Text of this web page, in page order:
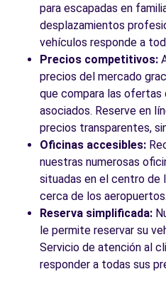
para escapadas en
desplazamientos
vehículos responde a
Precios competitivos:
precios del mercado
que compara las ofertas
asociados. Reserve en
precios transparentes,
Oficinas accesibles:
nuestras numerosas
situadas en el centro de
cerca de los aeropuertos.
Reserva simplificada:
le permite reservar su
Servicio de atención al
responder a todas sus